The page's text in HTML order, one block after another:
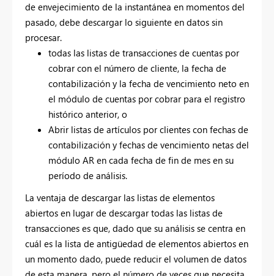
de envejecimiento de la instantánea en momentos del
pasado, debe descargar lo siguiente en datos sin
procesar.
todas las listas de transacciones de cuentas por
cobrar con el número de cliente, la fecha de
contabilización y la fecha de vencimiento neto en
el módulo de cuentas por cobrar para el registro
histórico anterior, o
Abrir listas de artículos por clientes con fechas de
contabilización y fechas de vencimiento netas del
módulo AR en cada fecha de fin de mes en su
período de análisis.
La ventaja de descargar las listas de elementos
abiertos en lugar de descargar todas las listas de
transacciones es que, dado que su análisis se centra en
cuál es la lista de antigüedad de elementos abiertos en
un momento dado, puede reducir el volumen de datos